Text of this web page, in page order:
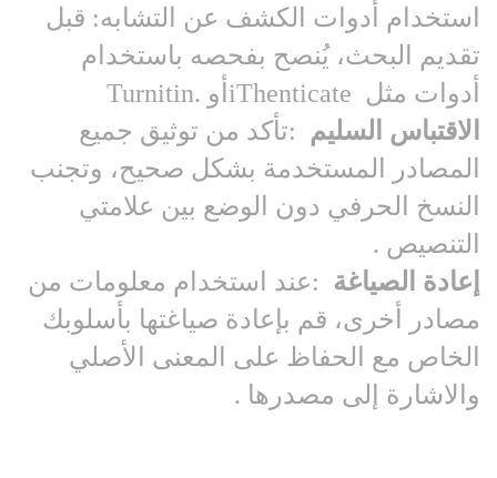
استخدام أدوات الكشف عن التشابه: قبل
تقديم البحث، يُنصح بفحصه باستخدام
أدوات مثل iThenticate أو Turnitin.
الاقتباس السليم
:تأكد من توثيق جميع
المصادر المستخدمة بشكل صحيح، وتجنب
النسخ الحرفي دون الوضع بين علامتي
التنصيص .
إعادة الصياغة
:عند استخدام معلومات من
مصادر أخرى، قم بإعادة صياغتها بأسلوبك
الخاص مع الحفاظ على المعنى الأصلي
والاشارة إلى مصدرها .